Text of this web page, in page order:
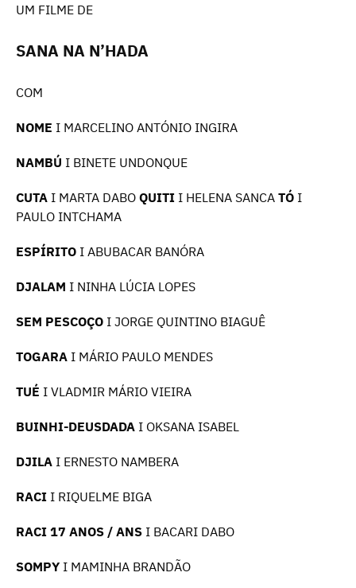
UM FILME DE
SANA NA N’HADA
COM
NOME I MARCELINO ANTÓNIO INGIRA
NAMBÚ I BINETE UNDONQUE
CUTA I MARTA DABO QUITI I HELENA SANCA TÓ I
PAULO INTCHAMA
ESPÍRITO I ABUBACAR BANÓRA
DJALAM I NINHA LÚCIA LOPES
SEM PESCOÇO I JORGE QUINTINO BIAGUÊ
TOGARA I MÁRIO PAULO MENDES
TUÉ I VLADMIR MÁRIO VIEIRA
BUINHI-DEUSDADA I OKSANA ISABEL
DJILA I ERNESTO NAMBERA
RACI I RIQUELME BIGA
RACI 17 ANOS / ANS I BACARI DABO
SOMPY I MAMINHA BRANDÃO